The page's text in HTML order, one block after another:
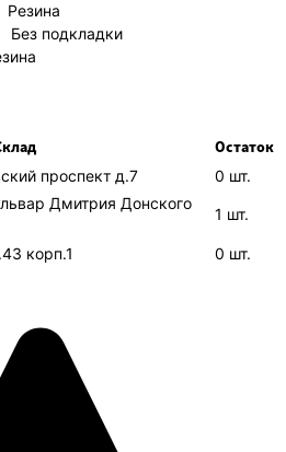
Резина
Без подкладки
Остаток
проспект д.7 0 шт.
Дмитрия Донского
1 шт.
корп.1 0 шт.